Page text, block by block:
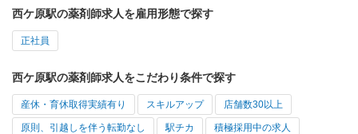
西ケ原駅の薬剤師求人を雇用形態で探す
正社員
西ケ原駅の薬剤師求人をこだわり条件で探す
産休・育休取得実績有り スキルアップ 店舗数30以上
原則、引越しを伴う転勤なし 駅チカ 積極採用中の求人